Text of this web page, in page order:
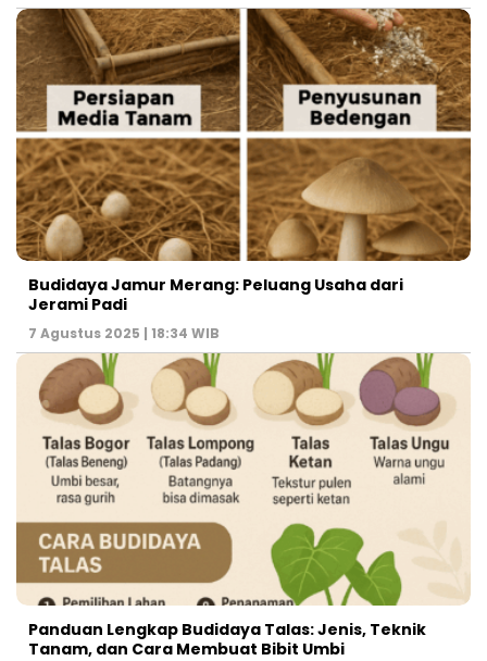
Budidaya Jamur Merang: Peluang Usaha dari
Jerami Padi
7 Agustus 2025 | 18:34 WIB
Panduan Lengkap Budidaya Talas: Jenis, Teknik
Tanam, dan Cara Membuat Bibit Umbi